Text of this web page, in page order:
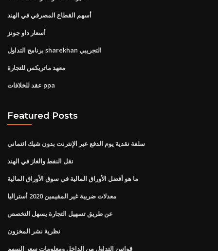
أسهم القطاع المصرفي في الهند
أسعار داو جونز
برنامج التداول sharekhan التجريبي
معهد ماتريكس للتجارة
عقد للخلافات ppa
Featured Posts
سلفة نقدية يوم الدفع عبر الإنترنت بدون شيك ائتماني
نقل النفط والغاز في الهند
ما هو أفضل الأوراق المالية في سوق الأوراق المالية
معدلات ضريبة غير المقيمين 2020 أستراليا
عن طريق تسهيل التجارة يسهل التخصص
نظرية نشر المخزون
قوانين التداول من الداخل ومعلومات سعر السهم